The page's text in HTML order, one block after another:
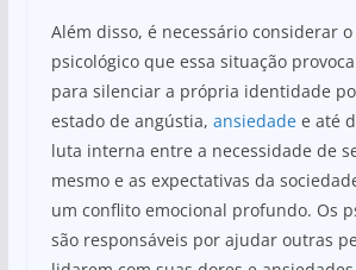
Além disso, é necessário considerar
psicológico que essa situação
para silenciar a própria identidade
estado de angústia, ansiedadee até
luta interna entre a necessidade de
mesmo e as expectativas da
um conflito emocional profundo. Os
são responsáveis por ajudar outras